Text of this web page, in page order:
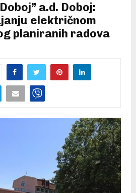
a.d. Doboj:
električnom
planiranih radova